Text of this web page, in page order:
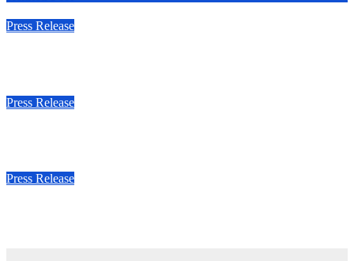
Press Release
Press Release
Press Release